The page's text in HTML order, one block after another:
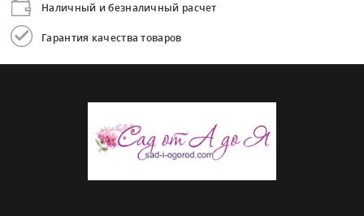
Наличный и безналичный расчет
Гарантия качества товаров